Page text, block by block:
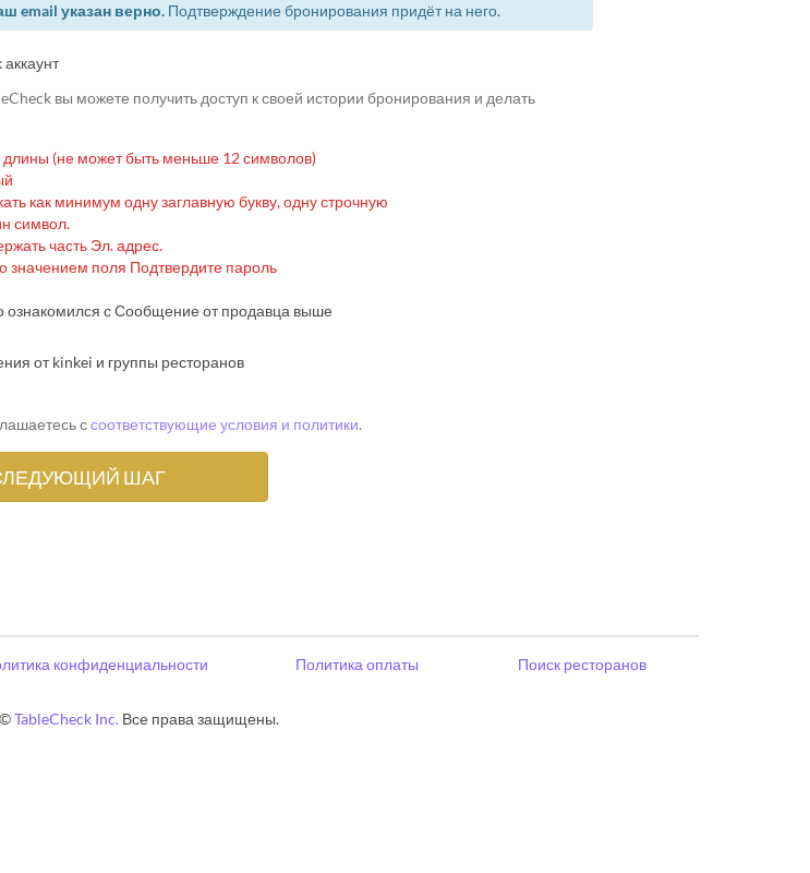
email указан верно.Подтверждение бронирования придёт на него.
вы можете получить доступ к своей истории бронирования и делать
длины (не может быть меньше 12 символов)
как минимум одну заглавную букву, одну строчную
символ.
часть Эл. адрес.
значением поля Подтвердите пароль
ознакомился с Сообщение от продавца выше
от kinkei и группы ресторанов
ссоответствующие условия и политики.
конфиденциальности Политика оплаты Поиск ресторанов
TableCheck Inc.Все права защищены.